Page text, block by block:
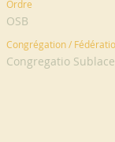
Ordre
OSB
Congrégation /
Congregatio